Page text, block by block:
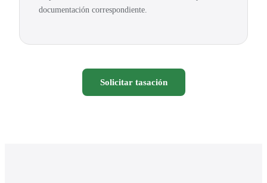
documentación correspondiente.
Solicitar tasación